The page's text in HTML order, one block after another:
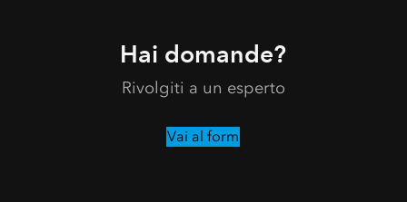
Hai domande?
Rivolgiti a un esperto
Vai al form